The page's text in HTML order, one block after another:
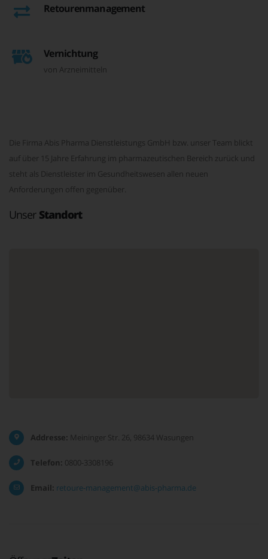
Retourenmanagement
Vernichtung
von Arzneimitteln
Die Firma Abis Pharma Dienstleistungs GmbH bzw. unser Team blickt
auf über 15 Jahre Erfahrung im pharmazeutischen Bereich zurück und
steht als Dienstleister im Gesundheitswesen allen neuen
Anforderungen offen gegenüber.
Unser Standort
Addresse: Meininger Str. 26, 98634 Wasungen
Telefon: 0800-3308196
Email: retoure-management@abis-pharma.de